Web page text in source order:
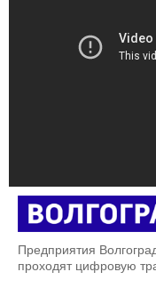
Предприятия
проходят цифровую